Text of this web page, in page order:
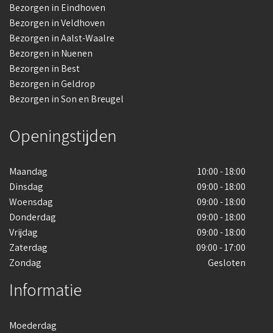
Bezorgen in Eindhoven
Bezorgen in Veldhoven
Bezorgen in Aalst-Waalre
Bezorgen in Nuenen
Bezorgen in Best
Bezorgen in Geldrop
Bezorgen in Son en Breugel
Openingstijden
Maandag
10:00 - 18:00
Dinsdag
09:00 - 18:00
Woensdag
09:00 - 18:00
Donderdag
09:00 - 18:00
Vrijdag
09:00 - 18:00
Zaterdag
09:00 - 17:00
Zondag
Gesloten
Informatie
Moederdag